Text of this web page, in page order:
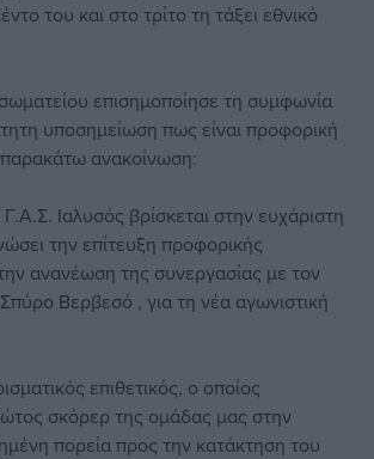
του και στο τρίτο τη τάξει εθνικό
επισημοποίησε τη συμφωνία
υποσημείωση πως είναι προφορική
ανακοίνωση:
Ιαλυσός βρίσκεται στην ευχάριστη
την επίτευξη προφορικής
ανανέωση της συνεργασίας με τον
Βερβεσό , για τη νέα αγωνιστική
επιθετικός, ο οποίος
σκόρερ της ομάδας μας στην
πορεία προς την κατάκτηση του